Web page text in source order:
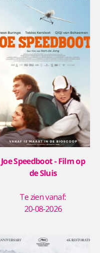
Joe Speedboot - Film op
de Sluis
Te zien vanaf:
20-08-2026